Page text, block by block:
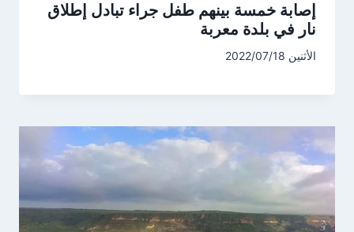
إصابة خمسة بينهم طفل جراء تبادل إطلاق
نار في بلدة معربة
الأثنين 2022/07/18